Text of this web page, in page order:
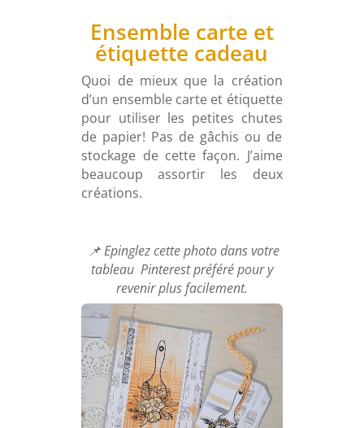
Ensemble carte et
étiquette cadeau
Quoi de mieux que la création
d’un ensemble carte et étiquette
pour utiliser les petites chutes
de papier! Pas de gâchis ou de
stockage de cette façon. J’aime
beaucoup assortir les deux
créations.
📌 Epinglez cette photo dans votre
tableau Pinterest préféré pour y
revenir plus facilement.